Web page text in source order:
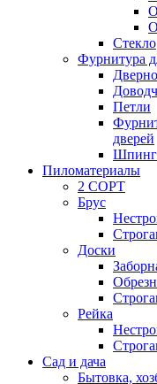
Стекло
Фурнитура
Петли
дверей
Пиломатериалы
2 СОРТ
Брус
Доски
Рейка
Сад и дача
Бытовка,